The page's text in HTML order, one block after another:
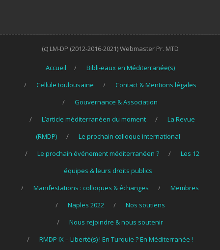
(c) LM-DP (2012-2016-2021) Webmaster Pr. MTD
Accueil
Bibli-eaux en Méditerranée(s)
Cellule toulousaine
Contact & Mentions légales
Gouvernance & Association
L’article méditerranéen du moment
La Revue
(RMDP)
Le prochain colloque international
Le prochain événement méditerranéen ?
Les 12
équipes & leurs droits publics
Manifestations : colloques & échanges
Membres
Naples 2022
Nos soutiens
Nous rejoindre & nous soutenir
RMDP IX – Liberté(s) ! En Turquie ? En Méditerranée !